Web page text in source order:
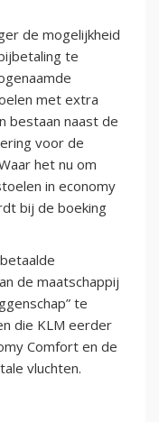
de mogelijkheid
te
met extra
bestaan naast de
voor de
het nu om
in economy
bij de boeking
de maatschappij
te
die KLM eerder
Comfort en de
vluchten.